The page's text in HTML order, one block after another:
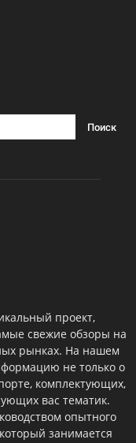
проект,
свежие обзоры на
рынках. На нашем
не только о
комплектующих,
вас тематик.
опытного
занимается